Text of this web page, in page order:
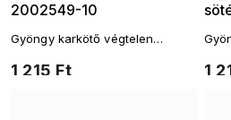
2002549-10
1 215 Ft
Gyöngy karkötő végtelen
1